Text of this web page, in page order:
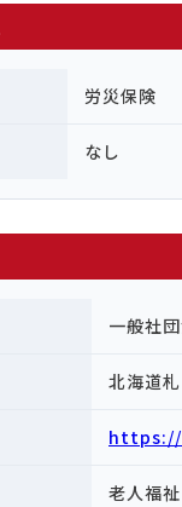
労災保険
なし
一般社
北海道
老人福